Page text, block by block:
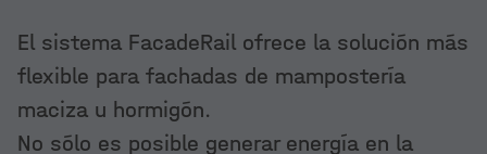
El sistema FacadeRail ofrece la solución más
flexible para fachadas de mampostería
maciza u hormigón.
No sólo es posible generar energía en la